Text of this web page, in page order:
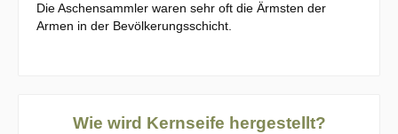
Die Aschensammler waren sehr oft die Ärmsten der
Armen in der Bevölkerungsschicht.
Wie wird Kernseife hergestellt?